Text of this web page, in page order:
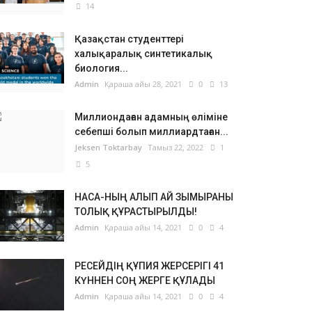
14
Қазақстан студенттері
халықаралық синтетикалық
биология...
Admin Қараша айы 28, 2021 0 13
Миллиондаған адамның өліміне
себепші болып миллиардтаған...
Jeksen Toktarbay Тамыз 22, 2022
1
5
НАСА-НЫҢ АЛЫП АЙ ЗЫМЫРАНЫ
ТОЛЫҚ ҚҰРАСТЫРЫЛДЫ!
Admin Қараша айы 14, 2021 0 4
РЕСЕЙДІҢ ҚҰПИЯ ЖЕРСЕРІГІ 41
КҮННЕН СОҢ ЖЕРГЕ ҚҰЛАДЫ
Admin Қараша айы 14, 2021 0 4